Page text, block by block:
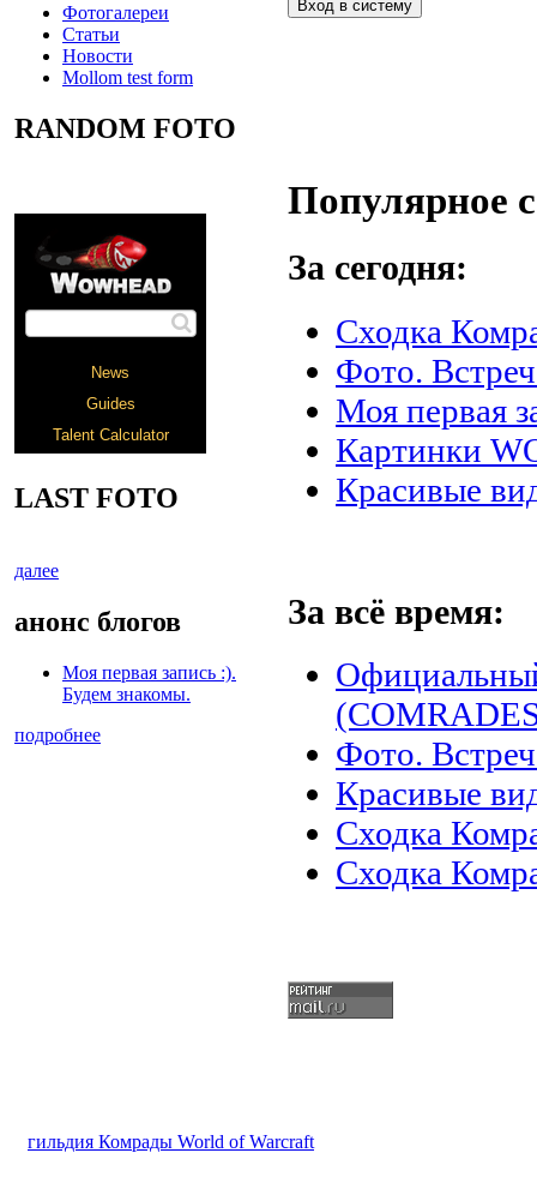
Фотогалереи
Статьи
Новости
Mollom test form
RANDOM FOTO
LAST FOTO
далее
анонс блогов
Моя первая запись :).
Будем знакомы.
подробнее
Популярное
За сегодня:
Сходка
Фото.
Моя первая
Картинки
Красивые
За всё время:
Фото.
Красивые
Сходка
Сходка
гильдия Комрады World of Warcraft